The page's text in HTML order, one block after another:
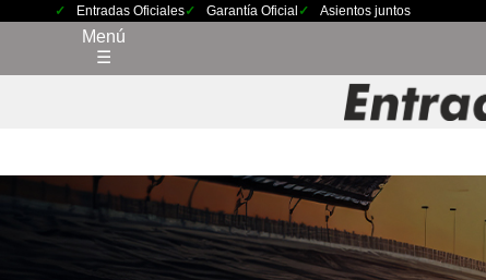
Entradas Oficiales Garantía Oficial Asientos juntos
Menú
☰